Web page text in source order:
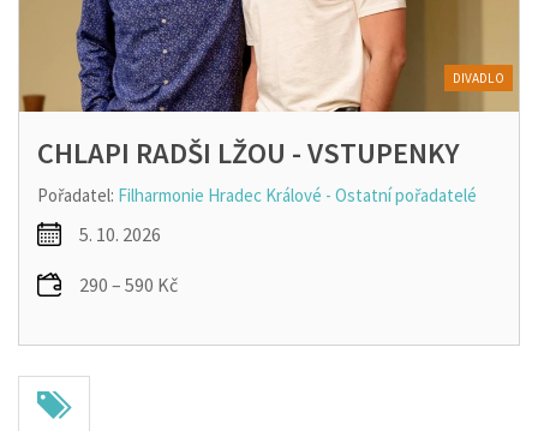
CHLAPI RADŠI LŽOU - VSTUPENKY
Pořadatel: Filharmonie Hradec Králové - Ostatní pořadatelé
5. 10. 2026
290 – 590 Kč
DIVADLO